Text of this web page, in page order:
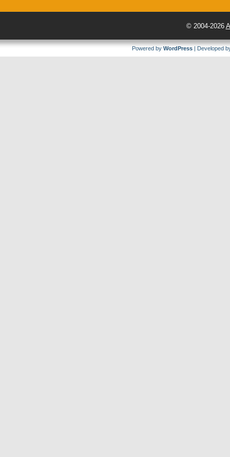
© 2004-2026
Powered by WordPress | Developed